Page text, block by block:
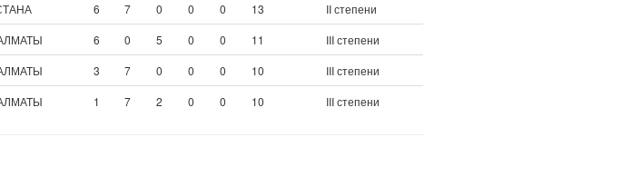
6 7 0 0 0 13
II степени
6 0 5 0 0 11
III степени
3 7 0 0 0 10
III степени
1 7 2 0 0 10 III степени